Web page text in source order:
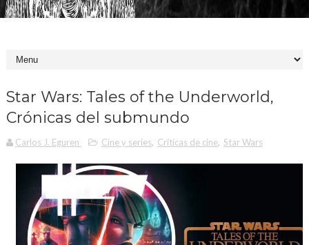
Star Wars: Tales of the Underworld,
Crónicas del submundo
Carlos J. Eguren Cine y series, Críticas de cine, Star Wars